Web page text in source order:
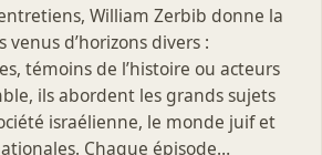
William Zerbib donne la
venus d’horizons divers :
témoins de l’histoire ou acteurs
ils abordent les grands sujets
israélienne, le monde juif et
Chaque épisode…